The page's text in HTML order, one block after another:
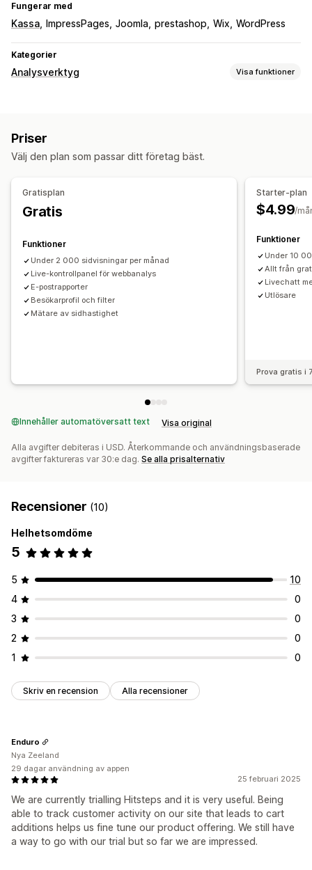
Fungerar med
Kassa ImpressPages Joomla prestashop Wix WordPress
Kategorier
Analysverktyg Visa funktioner
Segmentering
Livstidsvärde (LTV) Brutna länkar Lojalitetsanalys
UTM-spårning
Diagram och rapporter
Heatmaps Analyspanel Rapporter från flera butiker
Dataexport Rapportschemaläggning
Uppfyller GDPR
Priser
Välj den plan som passar ditt företag bäst.
Gratisplan
Gratis
Funktioner
Under 2 000 sidvisningar per månad
Live-kontrollpanel för webbanalys
E-postrapporter
Besökarprofil och filter
Mätare av sidhastighet
Starter-plan
$4.99/
Funktioner
Under 10
Allt från
Livechatt
Utlösare
Prova gratis i
Innehåller automatöversatt text Visa original
Alla avgifter debiteras i USD. Återkommande och användningsbaserade
avgifter faktureras var 30:e dag. Se alla prisalternativ
Recensioner (10)
Helhetsomdöme
5
5
10
4
0
3
0
2
0
1
0
Skriv en recension Alla recensioner
25 februari 2025
We are currently trialling Hitsteps and it is very useful. Being
able to track customer activity on our site that leads to cart
additions helps us fine tune our product offering. We still have
a way to go with our trial but so far we are impressed.
Enduro
Nya Zeeland
29 dagar användning av appen